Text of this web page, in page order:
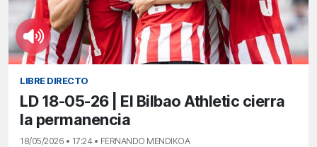
LIBRE DIRECTO
LD 18-05-26 | El Bilbao Athletic cierra
la permanencia
18/05/2026 • 17:24 • FERNANDO MENDIKOA